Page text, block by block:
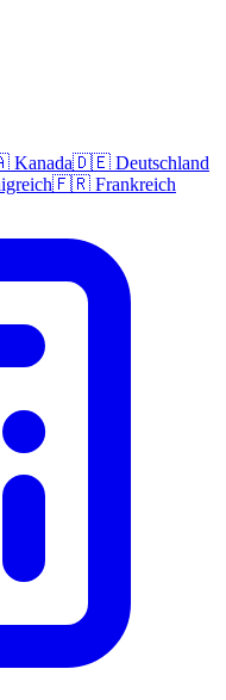
🇩🇪 Deutschland
🇫🇷 Frankreich